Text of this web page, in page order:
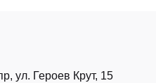
ул. Героев Крут, 15